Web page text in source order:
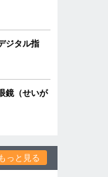
ジタル指
鏡（せいが
もっと見る